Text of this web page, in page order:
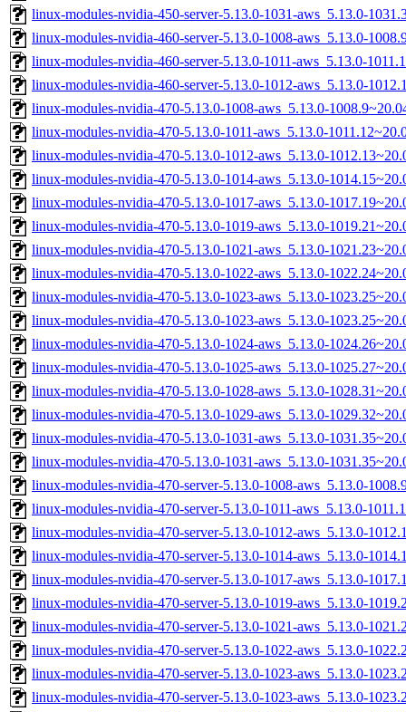
linux-modules-nvidia-450-server-5.13.0-1031-aws_5.13.0-
linux-modules-nvidia-460-server-5.13.0-1008-aws_5.13.0-
linux-modules-nvidia-460-server-5.13.0-1011-aws_5.13.0-
linux-modules-nvidia-460-server-5.13.0-1012-aws_5.13.0-
linux-modules-nvidia-470-5.13.0-1008-aws_5.13.0-
linux-modules-nvidia-470-5.13.0-1011-aws_5.13.0-
linux-modules-nvidia-470-5.13.0-1012-aws_5.13.0-
linux-modules-nvidia-470-5.13.0-1014-aws_5.13.0-
linux-modules-nvidia-470-5.13.0-1017-aws_5.13.0-
linux-modules-nvidia-470-5.13.0-1019-aws_5.13.0-
linux-modules-nvidia-470-5.13.0-1021-aws_5.13.0-
linux-modules-nvidia-470-5.13.0-1022-aws_5.13.0-
linux-modules-nvidia-470-5.13.0-1023-aws_5.13.0-
linux-modules-nvidia-470-5.13.0-1023-aws_5.13.0-
linux-modules-nvidia-470-5.13.0-1024-aws_5.13.0-
linux-modules-nvidia-470-5.13.0-1025-aws_5.13.0-
linux-modules-nvidia-470-5.13.0-1028-aws_5.13.0-
linux-modules-nvidia-470-5.13.0-1029-aws_5.13.0-
linux-modules-nvidia-470-5.13.0-1031-aws_5.13.0-
linux-modules-nvidia-470-5.13.0-1031-aws_5.13.0-
linux-modules-nvidia-470-server-5.13.0-1008-aws_5.13.0-
linux-modules-nvidia-470-server-5.13.0-1011-aws_5.13.0-
linux-modules-nvidia-470-server-5.13.0-1012-aws_5.13.0-
linux-modules-nvidia-470-server-5.13.0-1014-aws_5.13.0-
linux-modules-nvidia-470-server-5.13.0-1017-aws_5.13.0-
linux-modules-nvidia-470-server-5.13.0-1019-aws_5.13.0-
linux-modules-nvidia-470-server-5.13.0-1021-aws_5.13.0-
linux-modules-nvidia-470-server-5.13.0-1022-aws_5.13.0-
linux-modules-nvidia-470-server-5.13.0-1023-aws_5.13.0-
linux-modules-nvidia-470-server-5.13.0-1023-aws_5.13.0-